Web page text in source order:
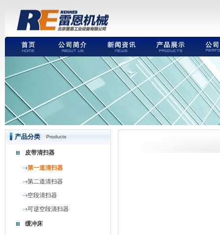
产品分类 Products
皮带清扫器
第一道清扫器
第二道清扫器
空段清扫器
可逆空段清扫器
缓冲床